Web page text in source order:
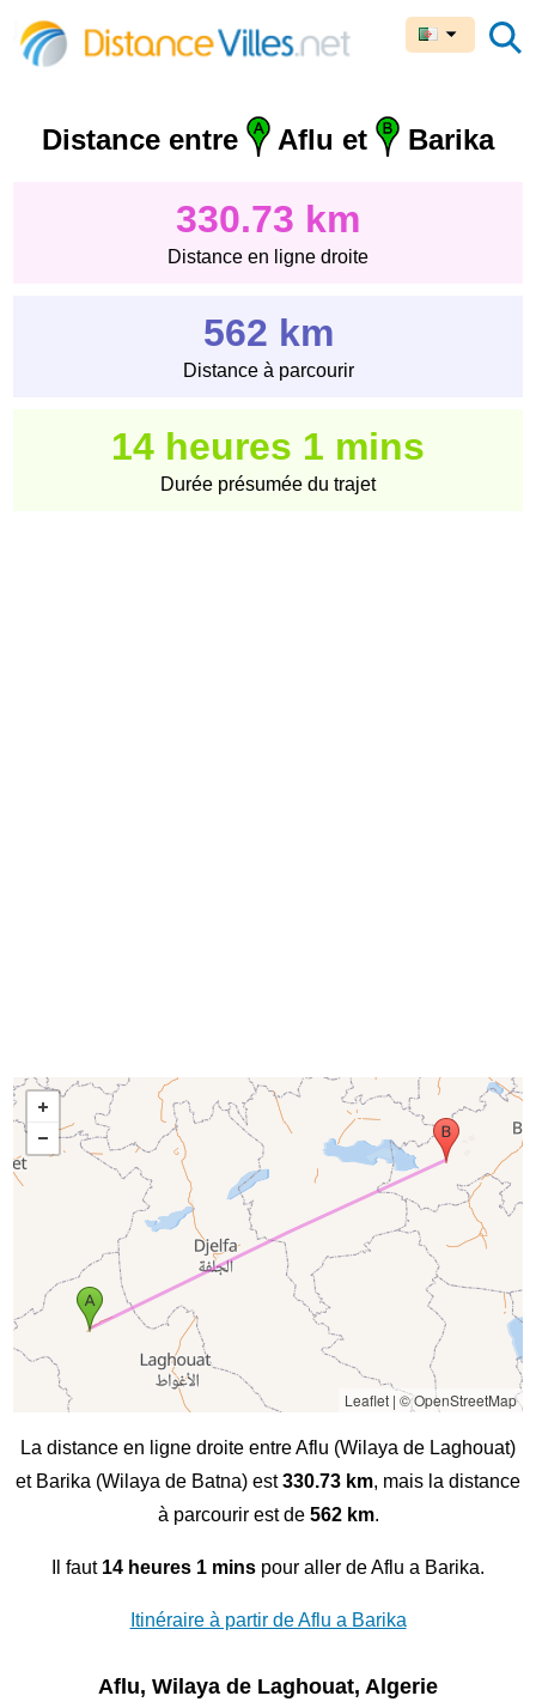
Distance entre Aflu et Barika
330.73 km
Distance en ligne droite
562 km
Distance à parcourir
14 heures 1 mins
Durée présumée du trajet
Leaflet| © OpenStreetMap
La distance en ligne droite entre Aflu (Wilaya de Laghouat)
et Barika (Wilaya de Batna) est330.73 km, mais la distance
à parcourir est de 562 km.
Il faut 14 heures 1 mins pour aller de Aflu a Barika.
Itinéraire à partir de Aflu a Barika
Aflu, Wilaya de Laghouat, Algerie